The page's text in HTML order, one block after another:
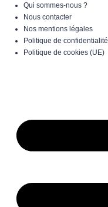
Qui sommes-nous ?
Nous contacter
Nos mentions légales
Politique de confidentialité
Politique de cookies (UE)